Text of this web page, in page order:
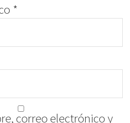
*
correo electrónico y